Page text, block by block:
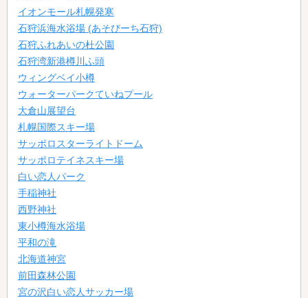
イオンモール札幌発寒
石狩浜海水浴場 (あそびーち石狩)
石狩ふれあいの杜公園
石狩湾新港樽川ふ頭
ウィングベイ小樽
ウォーターパークていねプール
大倉山展望台
札幌国際スキー場
サッポロスターライトドーム
サッポロテイネスキー場
白い恋人パーク
手稲神社
西野神社
東小樽海水浴場
平和の滝
北海道神宮
前田森林公園
宮の沢白い恋人サッカー場